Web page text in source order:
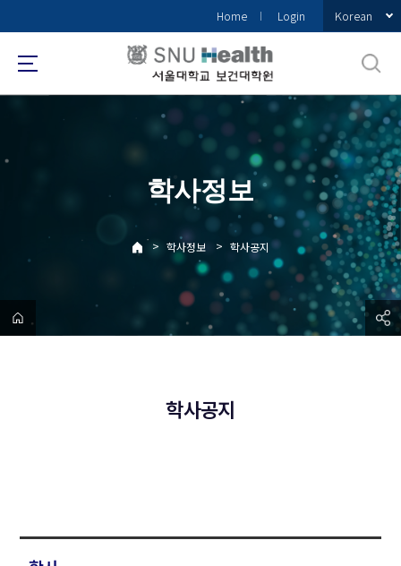
로
메
Home Login Korean
학사정보
> 학사정보 > 학사공지
학사공지